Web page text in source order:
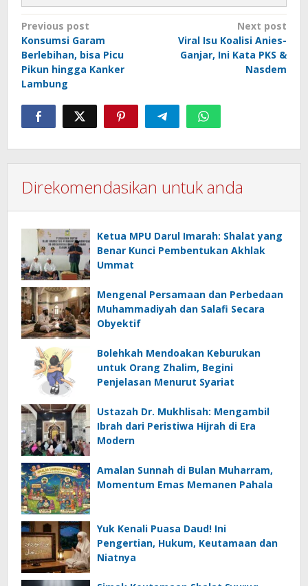
Post
navigation
Previous post
Konsumsi Garam
Berlebihan, bisa Picu
Pikun hingga Kanker
Lambung
Next post
Viral Isu Koalisi Anies-
Ganjar, Ini Kata PKS &
Nasdem
Direkomendasikan untuk anda
Ketua MPU Darul Imarah: Shalat yang
Benar Kunci Pembentukan Akhlak
Ummat
Mengenal Persamaan dan Perbedaan
Muhammadiyah dan Salafi Secara
Obyektif
Bolehkah Mendoakan Keburukan
untuk Orang Zhalim​, Begini
Penjelasan Menurut Syariat
Ustazah Dr. Mukhlisah: Mengambil
Ibrah dari Peristiwa Hijrah di Era
Modern
Amalan Sunnah di Bulan Muharram,
Momentum Emas Memanen Pahala
Yuk Kenali Puasa Daud! Ini
Pengertian, Hukum, Keutamaan dan
Niatnya